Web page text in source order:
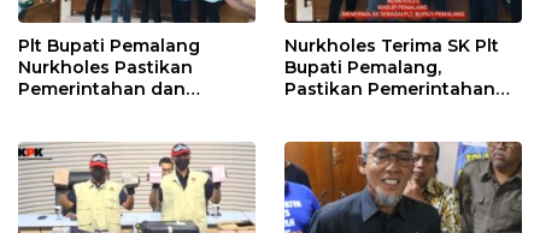
Plt Bupati Pemalang
Nurkholes Pastikan
Pemerintahan dan
Nurkholes Terima SK Plt
Bupati Pemalang,
Pastikan Pemerintahan